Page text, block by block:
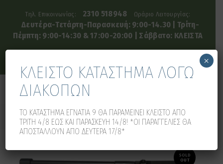
Τηλ. Επικοινωνίας: 2310 518948 Ωράριο Λειτουργίας:
Δευτέρα-Τετάρτη-Παρασκευή: 9:00-14.30 | Τρίτη-
Πέμπτη: 9:00-14:30 & 17:00-20:00 | Σάββατο: ΚΛΕΙΣΤΑ
SOLD
OUT
ΚΛΕΙΣΤΟ ΚΑΤΑΣΤΗΜΑ ΛΟΓΩ
ΔΙΑΚΟΠΩΝ
ΤΟ ΚΑΤΑΣΤΗΜΑ ΕΓΝΑΤΙΑ 9 ΘΑ ΠΑΡΑΜΕΙΝΕΙ ΚΛΕΙΣΤΟ ΑΠΟ
ΤΡΙΤΗ 4/8 ΕΩΣ ΚΑΙ ΠΑΡΑΣΚΕΥΗ 14/8! *ΟΙ ΠΑΡΑΓΓΕΛΙΕΣ ΘΑ
ΑΠΟΣΤΑΛΛΟΥΝ ΑΠΟ ΔΕΥΤΕΡΑ 17/8*
×